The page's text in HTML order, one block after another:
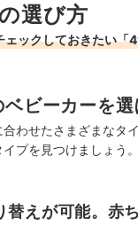
選び方
ックしておきたい「
ビーカーを選
わせたさまざまなタ
プを見つけましょう。
替えが可能。赤